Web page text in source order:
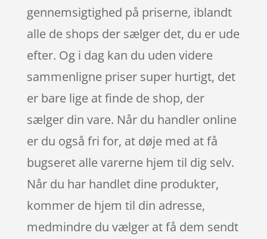
gennemsigtighed på priserne, iblandt
alle de shops der sælger det, du er ude
efter. Og i dag kan du uden videre
sammenligne priser super hurtigt, det
er bare lige at finde de shop, der
sælger din vare. Når du handler online
er du også fri for, at døje med at få
bugseret alle varerne hjem til dig selv.
Når du har handlet dine produkter,
kommer de hjem til din adresse,
medmindre du vælger at få dem sendt